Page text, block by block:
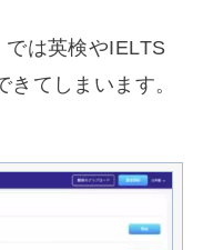
は英検やIELTS
てしまいます。